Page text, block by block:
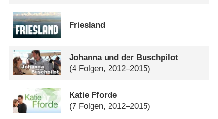
Friesland
Johanna und der Buschpilot
(4 Folgen, 2012–2015)
Katie Fforde
(7 Folgen, 2012–2015)